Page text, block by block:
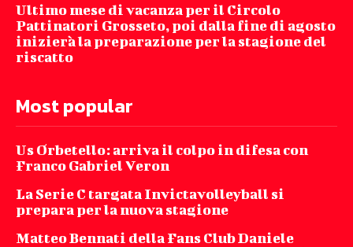
Ultimo mese di vacanza per il Circolo
Pattinatori Grosseto, poi dalla fine di agosto
inizierà la preparazione per la stagione del
riscatto
Most popular
Us Orbetello: arriva il colpo in difesa con
Franco Gabriel Veron
La Serie C targata Invictavolleyball si
prepara per la nuova stagione
Matteo Bennati della Fans Club Daniele